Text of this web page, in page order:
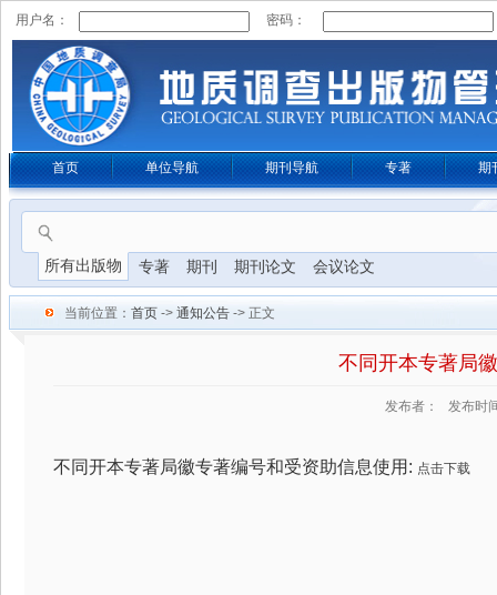
用户名： 密码：
首页 单位导航 期刊导航 专著 期
所有出版物 专著 期刊 期刊论文 会议论文
当前位置： 首页 -> 通知公告 -> 正文
不同开本专著局
发布者： 发布时
不同开本专著局徽专著编号和受资助信息使用: 点击下载